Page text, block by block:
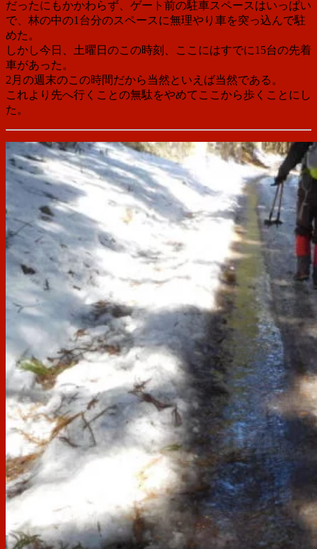
だったにもかかわらず、ゲート前の駐車スペースはいっぱい
で、林の中の1台分のスペースに無理やり車を突っ込んで駐
めた。
しかし今日、土曜日のこの時刻、ここにはすでに15台の先着
車があった。
2月の週末のこの時間だから当然といえば当然である。
これより先へ行くことの無駄をやめてここから歩くことにし
た。